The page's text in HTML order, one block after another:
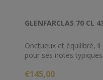
GLENFARCLAS 70 CL
Onctueux et équilibré,
pour ses notes
agréablement soutenus
€145,00